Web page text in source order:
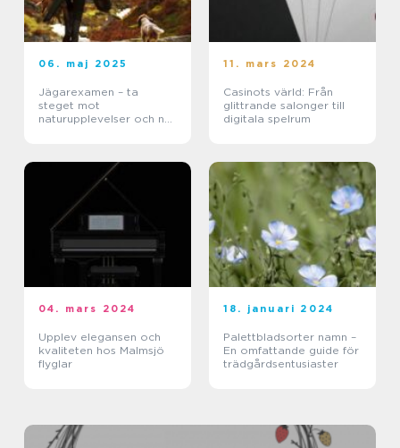
06. maj 2025
Jägarexamen – ta
steget mot
naturupplevelser och ny
11. mars 2024
Casinots värld: Från
glittrande salonger till
digitala spelrum
04. mars 2024
Upplev elegansen och
kvaliteten hos Malmsjö
flyglar
18. januari 2024
Palettbladsorter namn –
En omfattande guide för
trädgårdsentusiaster